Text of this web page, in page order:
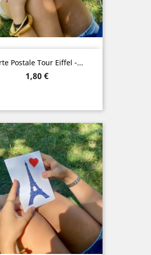
Postale Tour Eiffel -...
Prix
1,80 €